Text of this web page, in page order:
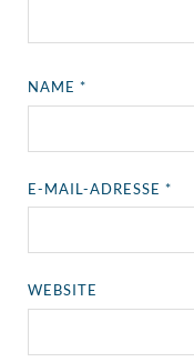
NAME*
E-MAIL-ADRESSE*
WEBSITE